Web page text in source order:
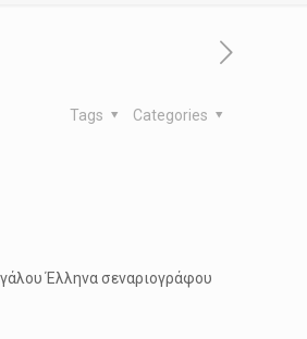
Categories
Tags
Έλληνα σεναριογράφου